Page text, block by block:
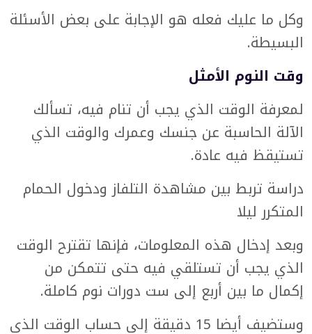
وكل ما عليك فعله هو الإجابة على بعض الأسئلة
البسيطة.
وقت النوم الأمثل
لمعرفة الوقت الذي يجب أن تنام فيه، تسألك
الآلة الحاسبة عن جنسك وعمرك والوقت الذي
تستيقظ فيه عادة.
دراسة تربط بين مشاهدة التلفاز ودخول الحمام
المتكرر ليلا
وبعد إدخال هذه المعلومات، فإنها تقترح الوقت
الذي يجب أن تستلقي فيه حتى تتمكن من
إكمال ما بين أربع إلى ست دورات نوم كاملة.
وستضيف أيضا 15 دقيقة إلى حساب الوقت الذي